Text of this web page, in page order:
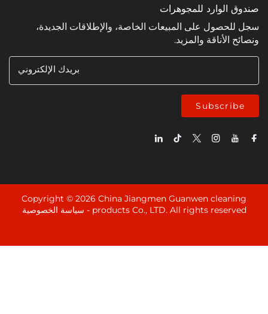
للمجوهرات
على المبيعات الخاصة، والإطلاقات الجديدة،
والمزيد.
بريدك الإلكتروني
Copyright © 2026 China Jiangmen Guanwen
products Co., LTD. All rights
سياسة الخصوصية